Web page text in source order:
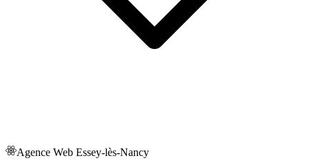
Agence Web Essey-lès-Nancy